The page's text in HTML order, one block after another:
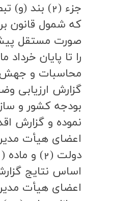
كه شمول قانون بر
صورت مستقل پيش
بودجه كشور و
نموده و گزارش
اساس نتايج
اعضاي هيأت